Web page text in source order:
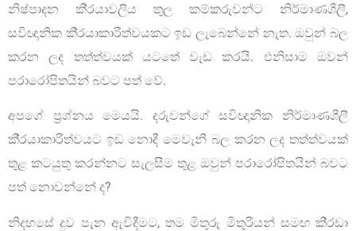
නිෂ්පාදන කි‍්‍රයාවලිය තුල කම්කරුවන්ට නිර්මාණශීලී,
සවිඥානික කි‍්‍රයාකාරිත්වයකට ඉඩ ලැබෙන්නේ නැත. ඔවුන් බල
කරන ලද තත්ත්වයක් යටතේ වැඩ කරයි. එනිසාම ඔවන්
පරාරෝපිතයින් බවට පත් වේ.
අපගේ ප‍්‍රශ්නය මෙයයි. දරුවන්ගේ සවිඥානික නිර්මාණශීලී
කි‍්‍රයාකාරිත්වයට ඉඩ නොදී මෙවැනි බල කරන ලද තත්ත්වයක්
තුළ කටයුතු කරන්නට සැලසීම තුළ ඔවුන් පරාරෝපිතයින් බවට
පත් නොවන්නේ ද?
නිදහසේ දුව පැන ඇවිදීමට, තම මිතුරු මිතුරියන් සමඟ කි‍්‍රඩා